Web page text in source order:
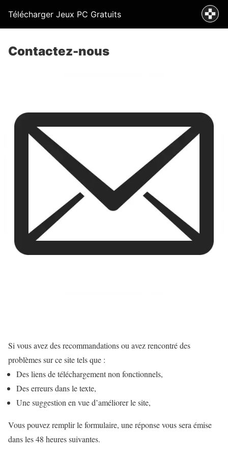
Télécharger Jeux PC Gratuits
Contactez-nous
Si vous avez des recommandations ou avez rencontré des
problèmes sur ce site tels que :
Des liens de téléchargement non fonctionnels,
Des erreurs dans le texte,
Une suggestion en vue d’améliorer le site,
Vous pouvez remplir le formulaire, une réponse vous sera émise
dans les 48 heures suivantes.